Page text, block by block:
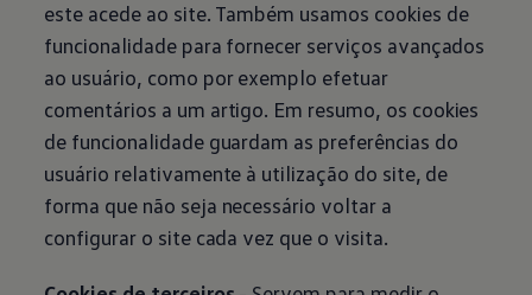
este acede ao site. Também usamos cookies de
funcionalidade para fornecer serviços avançados
ao usuário, como por exemplo efetuar
comentários a um artigo. Em resumo, os cookies
de funcionalidade guardam as preferências do
usuário relativamente à utilização do site, de
forma que não seja necessário voltar a
configurar o site cada vez que o visita.